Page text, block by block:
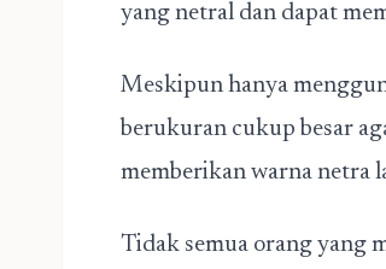
yang netral dan dapat
Meskipun hanya
berukuran cukup besar
memberikan warna netra
Tidak semua orang yang